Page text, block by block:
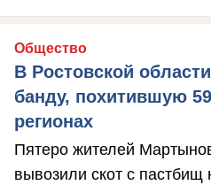
Общество
В Ростовской
банду, похитившую
регионах
Пятеро жителей
вывозили скот с пастбищ